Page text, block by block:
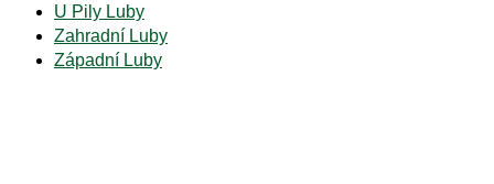
U Pily Luby
Zahradní Luby
Západní Luby